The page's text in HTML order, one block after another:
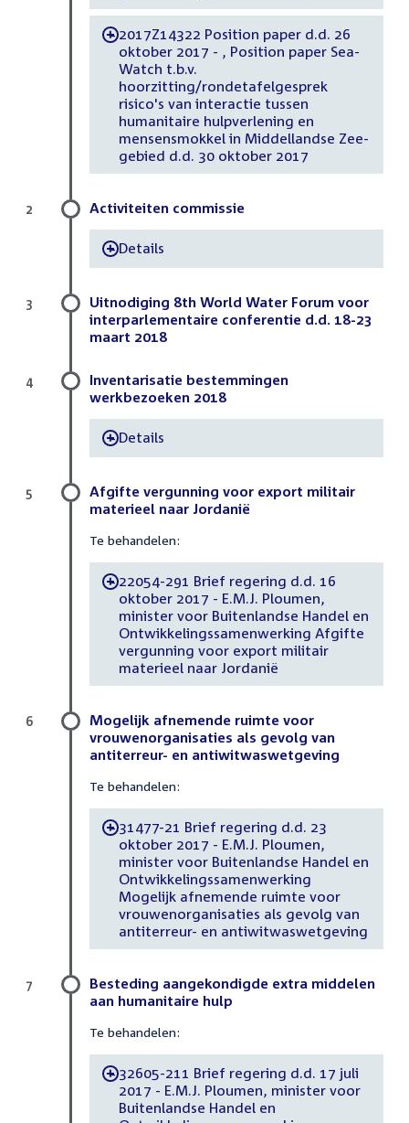
-2017Z14322 Position paper d.d. 26
oktober 2017 - , Position paper Sea-
Watch t.b.v.
hoorzitting/rondetafelgesprek
risico's van interactie tussen
humanitaire hulpverlening en
mensensmokkel in Middellandse Zee-
gebied d.d. 30 oktober 2017
Activiteiten commissie
-Details
2
Uitnodiging 8th World Water Forum voor
interparlementaire conferentie d.d. 18-23
maart 2018
3
Inventarisatie bestemmingen
werkbezoeken 2018
-Details
4
Afgifte vergunning voor export militair
materieel naar Jordanië
Te behandelen:
-22054-291 Brief regering d.d. 16
oktober 2017 - E.M.J. Ploumen,
minister voor Buitenlandse Handel en
Ontwikkelingssamenwerking Afgifte
vergunning voor export militair
materieel naar Jordanië
5
Mogelijk afnemende ruimte voor
vrouwenorganisaties als gevolg van
antiterreur- en antiwitwaswetgeving
Te behandelen:
-31477-21 Brief regering d.d. 23
oktober 2017 - E.M.J. Ploumen,
minister voor Buitenlandse Handel en
Ontwikkelingssamenwerking
Mogelijk afnemende ruimte voor
vrouwenorganisaties als gevolg van
antiterreur- en antiwitwaswetgeving
6
Besteding aangekondigde extra middelen
aan humanitaire hulp
Te behandelen:
-32605-211 Brief regering d.d. 17 juli
2017 - E.M.J. Ploumen, minister voor
Buitenlandse Handel en
7